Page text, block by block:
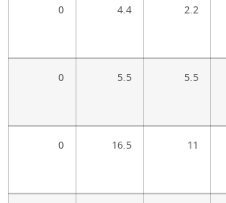
2.2
4.4
0
5.5
5.5
0
11
16.5
0